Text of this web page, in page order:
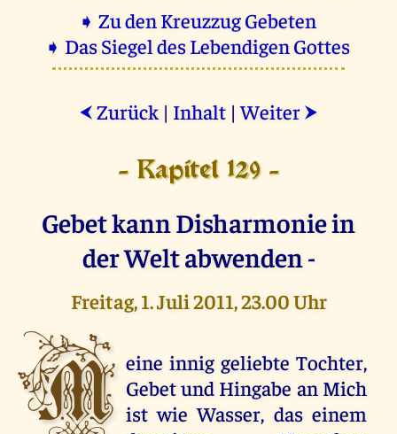
➧ Zu den Kreuzzug Gebeten
➧ Das Siegel des Lebendigen Gottes
⮜ Zurück | Inhalt |Weiter ⮞
- Kapitel 129 -
Gebet kann Disharmonie in
der Welt abwenden -
Freitag, 1. Juli 2011, 23.00 Uhr
M eine innig geliebte Tochter,
Gebet und Hingabe an Mich
ist wie Wasser, das einem